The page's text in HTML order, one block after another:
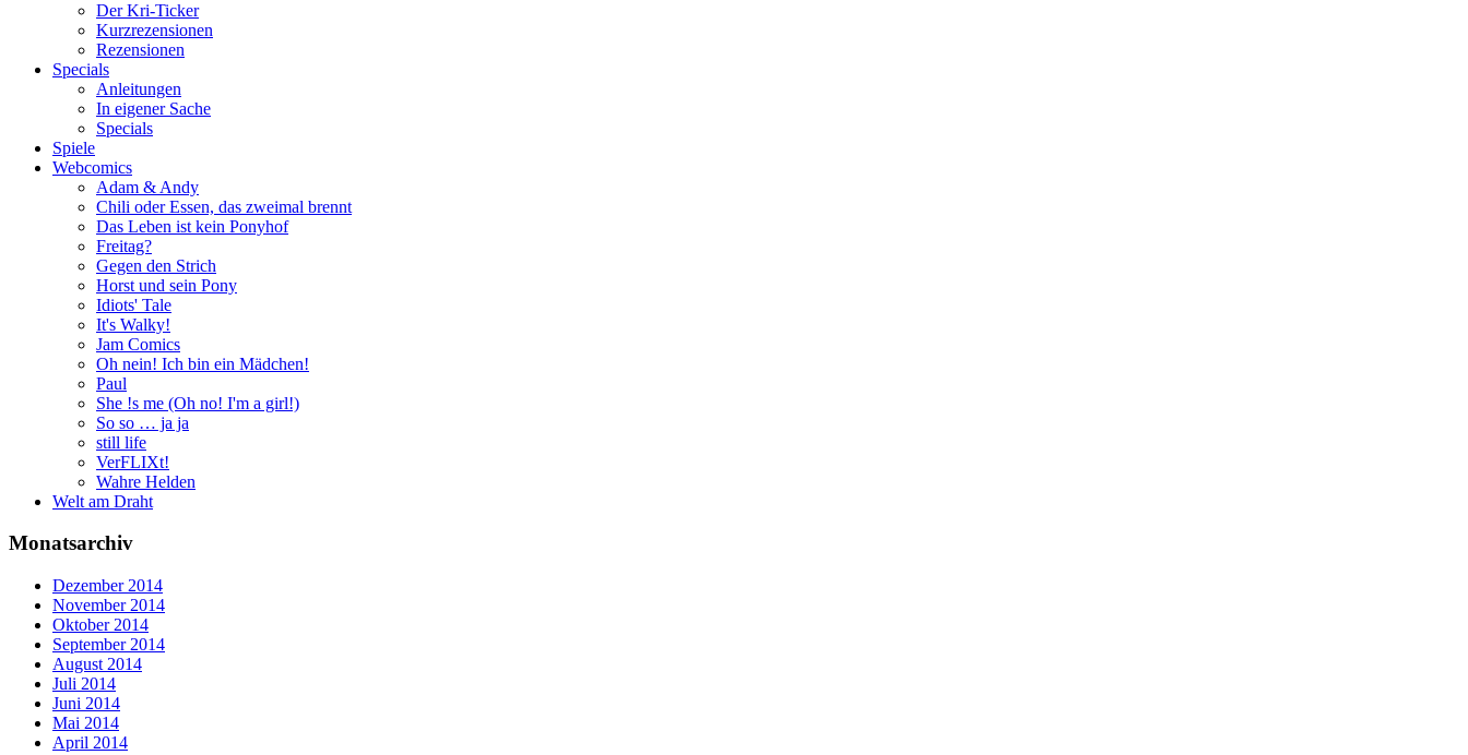
Der Kri-Ticker
Kurzrezensionen
Rezensionen
Specials
Anleitungen
In eigener Sache
Specials
Spiele
Webcomics
Adam & Andy
Chili oder Essen, das zweimal brennt
Das Leben ist kein Ponyhof
Freitag?
Gegen den Strich
Horst und sein Pony
Idiots' Tale
It's Walky!
Jam Comics
Oh nein! Ich bin ein Mädchen!
Paul
She !s me (Oh no! I'm a girl!)
So so … ja ja
still life
VerFLIXt!
Wahre Helden
Welt am Draht
Monatsarchiv
Dezember 2014
November 2014
Oktober 2014
September 2014
August 2014
Juli 2014
Juni 2014
Mai 2014
April 2014